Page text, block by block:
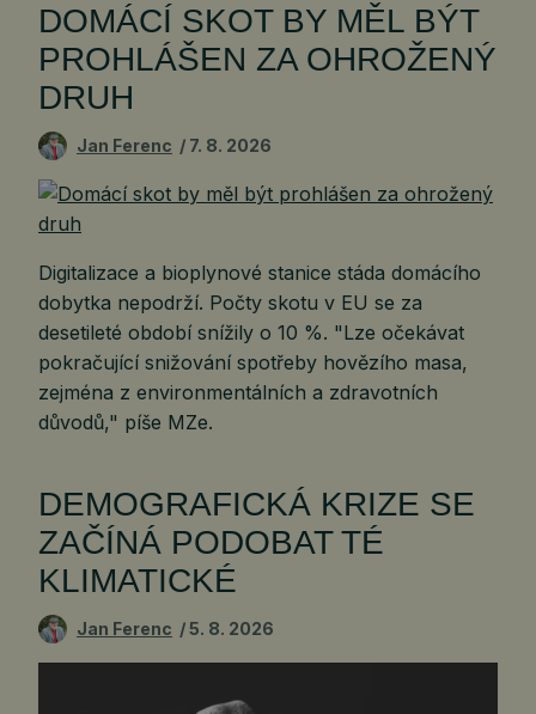
DOMÁCÍ SKOT BY MĚL BÝT
PROHLÁŠEN ZA OHROŽENÝ
DRUH
Jan Ferenc 7. 8. 2026
Digitalizace a bioplynové stanice stáda domácího
dobytka nepodrží. Počty skotu v EU se za
desetileté období snížily o 10 %. "Lze očekávat
pokračující snižování spotřeby hovězího masa,
zejména z environmentálních a zdravotních
důvodů," píše MZe.
DEMOGRAFICKÁ KRIZE SE
ZAČÍNÁ PODOBAT TÉ
KLIMATICKÉ
Jan Ferenc 5. 8. 2026